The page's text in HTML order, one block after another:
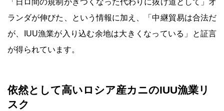
「日ロ間の規制がきつくなった代わりに抜け道として」オ
ランダが伸びた、という情報に加え、「中継貿易は合法だ
が、IUU漁業が入り込む余地は大きくなっている」と証言
が得られています。
依然として高いロシア産カニのIUU漁業リ
スク